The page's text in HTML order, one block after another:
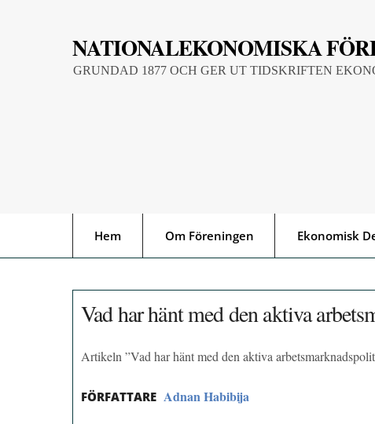
NATIONALEKONOMISKA
GRUNDAD 1877 OCH GER UT TIDSKRIFTEN
Hem Om Föreningen Ekonomisk
Vad har hänt med den aktiva
Artikeln ”Vad har hänt med den aktiva
FÖRFATTARE Adnan Habibija